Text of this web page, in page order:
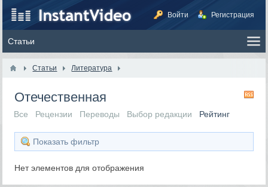
Войти Регистрация
Статьи Литература
Отечественная
Все Рецензии Переводы Выбор редакции Рейтинг
Показать фильтр
Нет элементов для отображения